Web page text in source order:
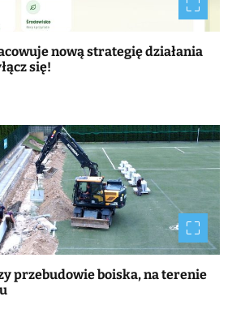
nową strategię działania
się!
przebudowie boiska, na terenie